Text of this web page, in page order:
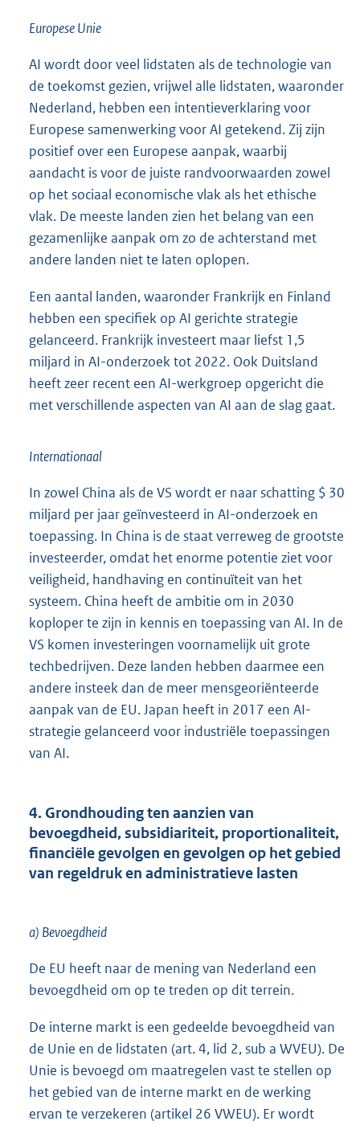
Europese Unie
AI wordt door veel lidstaten als de technologie van
de toekomst gezien, vrijwel alle lidstaten, waaronder
Nederland, hebben een intentieverklaring voor
Europese samenwerking voor AI getekend. Zij zijn
positief over een Europese aanpak, waarbij
aandacht is voor de juiste randvoorwaarden zowel
op het sociaal economische vlak als het ethische
vlak. De meeste landen zien het belang van een
gezamenlijke aanpak om zo de achterstand met
andere landen niet te laten oplopen.
Een aantal landen, waaronder Frankrijk en Finland
hebben een specifiek op AI gerichte strategie
gelanceerd. Frankrijk investeert maar liefst 1,5
miljard in AI-onderzoek tot 2022. Ook Duitsland
heeft zeer recent een AI-werkgroep opgericht die
met verschillende aspecten van AI aan de slag gaat.
Internationaal
In zowel China als de VS wordt er naar schatting $ 30
miljard per jaar geïnvesteerd in AI-onderzoek en
toepassing. In China is de staat verreweg de grootste
investeerder, omdat het enorme potentie ziet voor
veiligheid, handhaving en continuïteit van het
systeem. China heeft de ambitie om in 2030
koploper te zijn in kennis en toepassing van AI. In de
VS komen investeringen voornamelijk uit grote
techbedrijven. Deze landen hebben daarmee een
andere insteek dan de meer mensgeoriënteerde
aanpak van de EU. Japan heeft in 2017 een AI-
strategie gelanceerd voor industriële toepassingen
van AI.
4. Grondhouding ten aanzien van
bevoegdheid, subsidiariteit, proportionaliteit,
financiële gevolgen en gevolgen op het gebied
van regeldruk en administratieve lasten
a) Bevoegdheid
De EU heeft naar de mening van Nederland een
bevoegdheid om op te treden op dit terrein.
De interne markt is een gedeelde bevoegdheid van
de Unie en de lidstaten (art. 4, lid 2, sub a WVEU). De
Unie is bevoegd om maatregelen vast te stellen op
het gebied van de interne markt en de werking
ervan te verzekeren (artikel 26 VWEU). Er wordt